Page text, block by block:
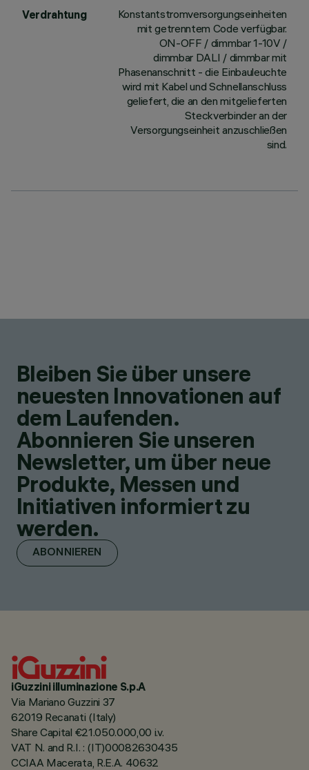
Verdrahtung
Konstantstromversorgungseinheiten
mit getrenntem Code verfügbar.
ON-OFF / dimmbar 1-10V /
dimmbar DALI / dimmbar mit
Phasenanschnitt - die Einbauleuchte
wird mit Kabel und Schnellanschluss
geliefert, die an den mitgelieferten
Steckverbinder an der
Versorgungseinheit anzuschließen
sind.
Bleiben Sie über unsere
neuesten Innovationen auf
dem Laufenden.
Abonnieren Sie unseren
Newsletter, um über neue
Produkte, Messen und
Initiativen informiert zu
werden.
ABONNIEREN
iGuzzini illuminazione S.p.A
Via Mariano Guzzini 37
62019 Recanati (Italy)
Share Capital €21.050.000,00 i.v.
VAT N. and R.I. : (IT)00082630435
CCIAA Macerata, R.E.A. 40632